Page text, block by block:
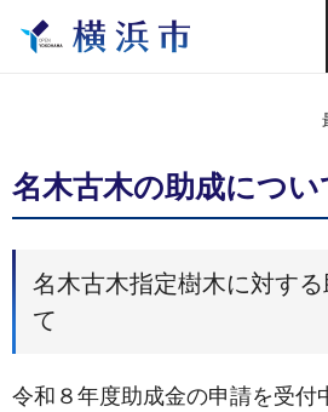
名木古木の助成につい
名木古木指定樹木に対す
て
令和８年度助成金の申請を受付